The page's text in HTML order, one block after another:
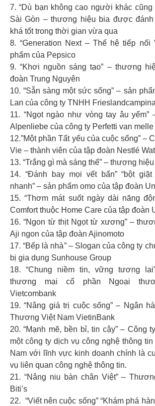
7. “Dù bạn không cao người khác cũng
Sài Gòn – thương hiệu bia được
khá tốt trong thời gian vừa qua
8. “Generation Next – Thế hệ tiếp nối
phẩm của Pepsico
9. “Khơi nguồn sáng tạo” – thương
đoàn Trung Nguyên
10. “Sẵn sàng một sức sống” – sản
Lan của công ty TNHH
11. “Ngọt ngào như vòng tay âu yếm”
Alpenliebe của công ty Perfetti van melle
12.”Một phần Tất yếu của cuộc sống” –
Vie – thành viên của tập đoàn Nestlé
13. “Trắng gì mà sáng thế” – thương
14. “Đánh bay mọi vết bẩn” “bột
nhanh” – sản phẩm omo của tập đoàn
15. “Thơm mát suốt ngày dài năng
Comfort thuộc Home Care của tập đoàn
16. “Ngon từ thịt Ngọt từ xương” –
Aji ngon của tập đoàn Ajinomoto
17. “Bếp là nhà” – Slogan của công ty
bị gia dụng Sunhouse Group
18. “Chung niềm tin, vững tương
thương mại cổ phần Ngoại
Vietcombank
19. “Nâng giá trị cuộc sống” – Ngân
Thương Việt Nam VietinBank
20. “Mạnh mẽ, bền bỉ, tin cậy” – Công
một công ty dịch vụ công nghệ thông
Nam với lĩnh vực kinh doanh chính là
vụ liên quan công nghệ thông tin.
21. “Nâng niu bàn chân Việt” –
Biti’s
22. “Viết nên cuộc sống” “Khám phá